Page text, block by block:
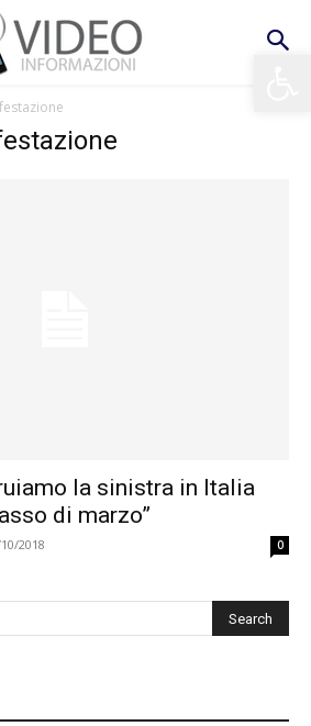
la sinistra in Italia
di marzo”
2018 0